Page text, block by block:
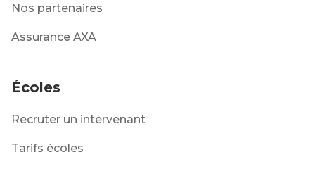
Nos partenaires
Assurance AXA
Écoles
Recruter un intervenant
Tarifs écoles